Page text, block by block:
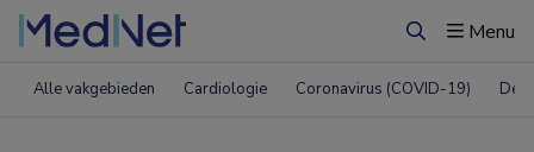
ZoekenMenu
Alle vakgebieden Cardiologie Coronavirus (COVID-19)